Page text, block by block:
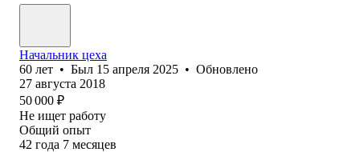
Начальник цеха
60 лет • Был 15 апреля 2025 • Обновлено
27 августа 2018
50 000 ₽
Не ищет работу
Общий опыт
42 года 7 месяцев